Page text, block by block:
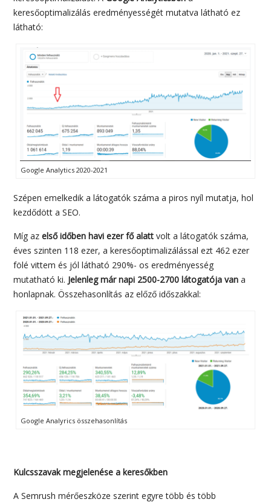
keresőoptimalizálás eredményességét mutatva látható ez
látható:
Google Analytics 2020-2021
Szépen emelkedik a látogatók száma a piros nyíl mutatja, hol
kezdődött a SEO.
Míg azelső időben havi ezer fő alatt volt a látogatók száma,
éves szinten 118 ezer, a keresőoptimalizálással ezt 462 ezer
fölé vittem és jól látható 290%- os eredményesség
mutatható ki. Jelenleg már napi 2500-2700 látogatója van a
honlapnak. Összehasonlítás az előző időszakkal:
Google Analyrics összehasonlítás
Kulcsszavak megjelenése a keresőkben
A Semrush mérőeszköze szerint egyre több és több